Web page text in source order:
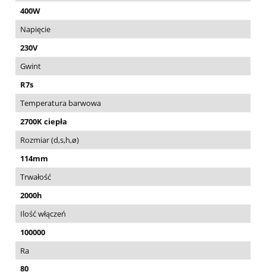
400W
Napięcie
230V
Gwint
R7s
Temperatura barwowa
2700K ciepła
Rozmiar (d,s,h,ø)
114mm
Trwałość
2000h
Ilość włączeń
100000
Ra
80